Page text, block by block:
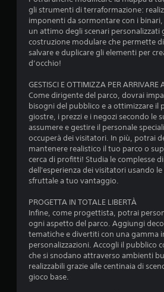
gli strumenti di terraformazione:
imponenti da sormontare con i
un attimo degli scenari personalizzati
costruzione modulare che permette
salvare e duplicare gli elementi per
d’occhio!
GESTISCI E OTTIMIZZA PER ARRIVARE
Come dirigente del parco, dovrai
bisogni del pubblico e a ottimizzare il
giostre, i prezzi e i negozi secondo le
assumere e gestire il personale
occuperà dei visitatori. In più, potrai
mantenere realistico il tuo parco o
cerca di profitti! Studia le complesse
dell'esperienza dei visitatori usando
sfruttale a tuo vantaggio.
PROGETTA IN TOTALE LIBERTÀ
Infine, come progettista, potrai
ogni aspetto del parco. Aggiungi
tematiche e divertiti con una gamma
personalizzazioni. Accogli il pubblico
che si snodano attraverso ambienti
realizzabili grazie alle centinaia di
gioco base.